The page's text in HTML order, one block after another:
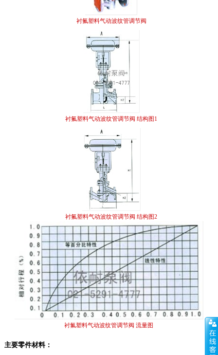
衬氟塑料气动波纹管调节阀
衬氟塑料气动波纹管调节阀 结构图1
衬氟塑料气动波纹管调节阀 结构图2
衬氟塑料气动波纹管调节阀 流量图
主要零件材料：